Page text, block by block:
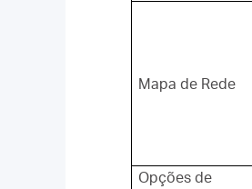
Mapa de Rede
Opções de